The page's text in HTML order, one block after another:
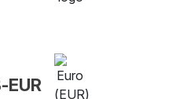
EUR